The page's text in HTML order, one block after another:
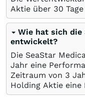
Aktie über 30
Wie hat sich die
entwickelt?
Die SeaStar
Jahr eine
Zeitraum von 3
Holding Aktie eine